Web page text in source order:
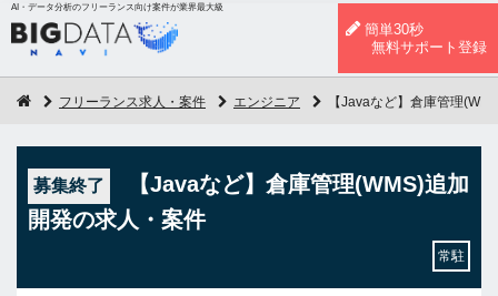
AI・データ分析のフリーランス向け案件が業界最大級
簡単30秒
無料サポート登録
フリーランス求人・案件 エンジニア 【Javaなど】倉庫管理
募集終了
【Javaなど】倉庫管理(WMS)追加
開発の求人・案件
常駐